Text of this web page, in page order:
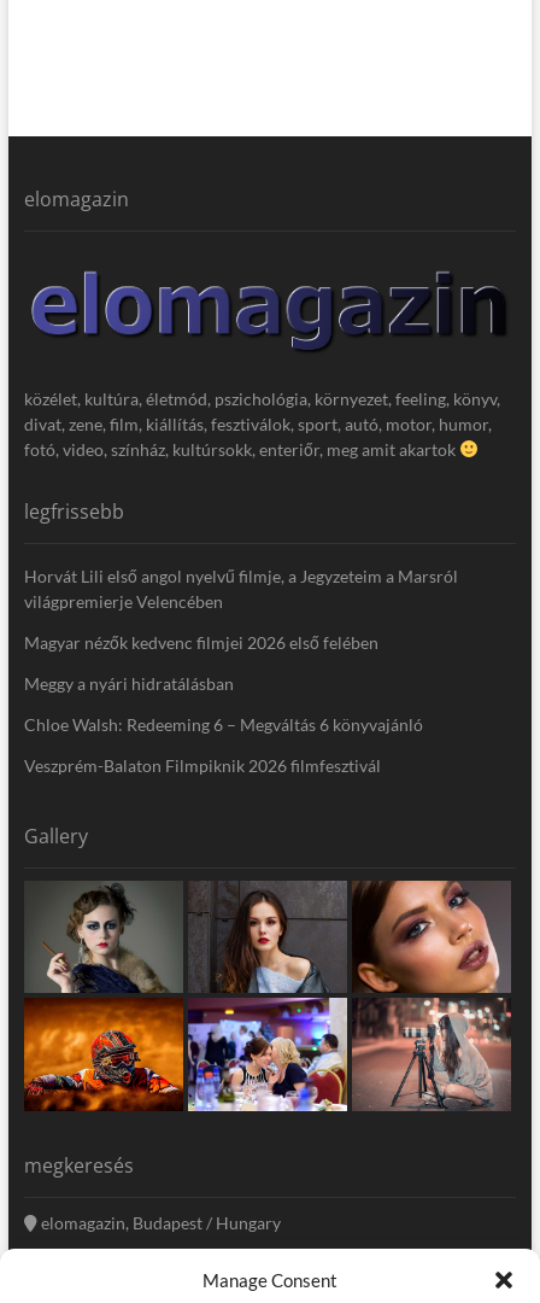
Manage Consent
elomagazin
közélet, kultúra, életmód, pszichológia, környezet, feeling, könyv,
divat, zene, film, kiállítás, fesztiválok, sport, autó, motor, humor,
fotó, video, színház, kultúrsokk, enteriőr, meg amit akartok
legfrissebb
Horvát Lili első angol nyelvű filmje, a Jegyzeteim a Marsról
világpremierje Velencében
Magyar nézők kedvenc filmjei 2026 első felében
Meggy a nyári hidratálásban
Chloe Walsh: Redeeming 6 – Megváltás 6 könyvajánló
Veszprém-Balaton Filmpiknik 2026 filmfesztivál
Gallery
megkeresés
elomagazin, Budapest / Hungary
szerkesztoseg@elomagazin.com